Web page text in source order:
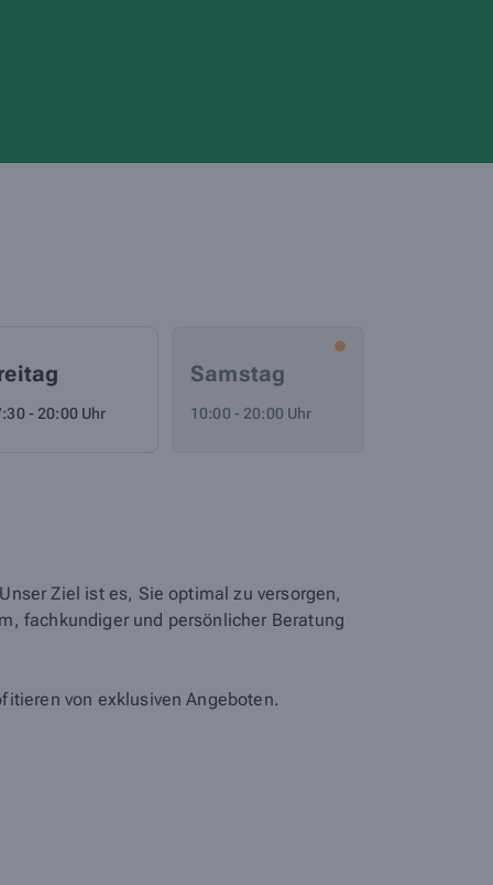
- 20:00 Uhr
Samstag
10:00 - 20:00 Uhr
Ziel ist es, Sie optimal zu versorgen,
fachkundiger und persönlicher Beratung
von exklusiven Angeboten.